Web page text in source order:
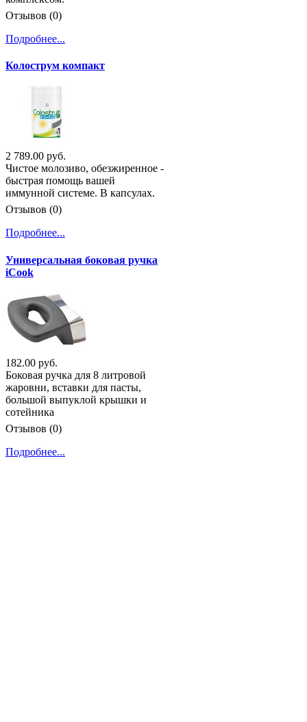
Отзывов (0)
Подробнее...
Колострум компакт
2 789.00 руб.
Чистое молозиво, обезжиренное -
быстрая помощь вашей
иммунной системе. В капсулах.
Отзывов (0)
Подробнее...
Универсальная боковая ручка
iCook
182.00 руб.
Боковая ручка для 8 литровой
жаровни, вставки для пасты,
большой выпуклой крышки и
сотейника
Отзывов (0)
Подробнее...